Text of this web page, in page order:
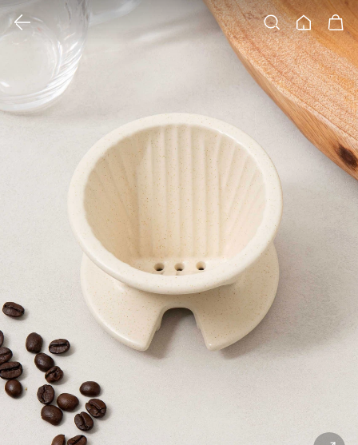
검색 홈 장바구니
클릭 시 이미지 확대 보기 팝업 열림